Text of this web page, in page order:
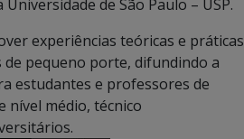
Universidade de São Paulo – USP.
experiências teóricas e práticas
pequeno porte, difundindo a
estudantes e professores de
nível médio, técnico